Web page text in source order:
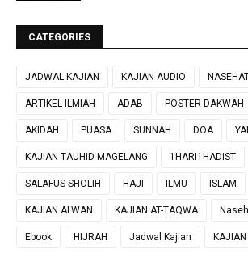
CATEGORIES
JADWAL KAJIAN KAJIAN AUDIO
ARTIKEL ILMIAH ADAB POSTER DAKWAH
AKIDAH PUASA SUNNAH DOA
KAJIAN TAUHID MAGELANG 1HARI1HADIST
SALAFUS SHOLIH HAJI ILMU ISLAM
KAJIAN ALWAN KAJIAN AT-TAQWA
Ebook HIJRAH Jadwal Kajian KAJIAN